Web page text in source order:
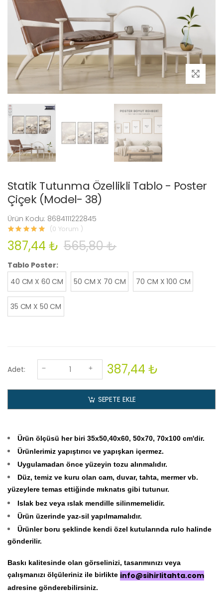
Statik Tutunma Özellikli Tablo - Poster
Çiçek (Model- 38)
Ürün Kodu: 8684111222845
(0 Yorum )
387,44 ₺ 565,80 ₺
Tablo Poster:
40 CM X 60 CM
50 CM X 70 CM 70 CM X 100 CM
35 CM X 50 CM
Adet: 387,44 ₺
SEPETE EKLE
Ürün ölçüsü her biri 35x50,40x60, 50x70, 70x100 cm'dir.
Ürünlerimiz yapıştırıcı ve yapışkan içermez.
Uygulamadan önce yüzeyin tozu alınmalıdır.
Düz, temiz ve kuru olan cam, duvar, tahta, mermer vb.
yüzeylere temas ettiğinde mıknatıs gibi tutunur.
Islak bez veya ıslak mendille silinmemelidir.
Ürün üzerinde yaz-sil yapılmamalıdır.
Ürünler boru şeklinde kendi özel kutularında rulo halinde
gönderilir.
Baskı kalitesinde olan görselinizi, tasarımınızı veya
çalışmanızı ölçüleriniz ile birlikte info@sihirlitahta.com
adresine gönderebilirsiniz.